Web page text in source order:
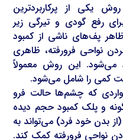
یکی از پرکاربردترین
رفع گودی و تیرگی زیر
پف‌های ناشی از کمبود
نواحی فرورفته، ظاهری
می‌شود. این روش معمولاً
کمی را شامل می‌شود.
که چشم‌ها حالت فرو
گونه و پلک کمبود حجم دیده
بدن خود فرد) می‌تواند به
نواحی فرورفته کمک کند.